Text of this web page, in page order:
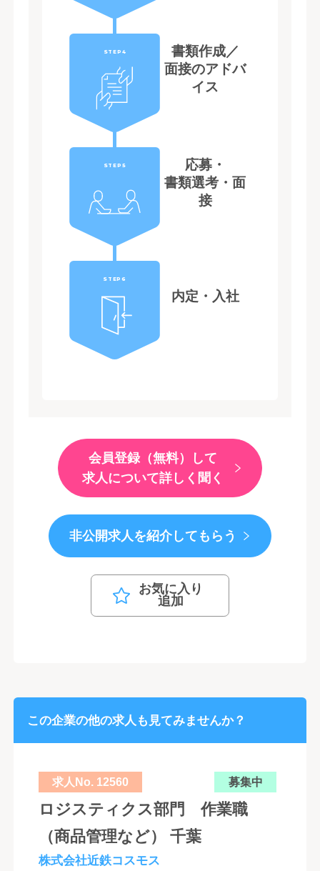
STEP4
書類作成／
面接のアドバ
イス
STEP5
応募・
書類選考・面
接
STEP6
内定・入社
会員登録（無料）して
求人について詳しく聞く
非公開求人を紹介してもらう
お気に入り
追加
この企業の他の求人も見てみませんか？
求人No. 12560 募集中
ロジスティクス部門 作業職
（商品管理など） 千葉
株式会社近鉄コスモス